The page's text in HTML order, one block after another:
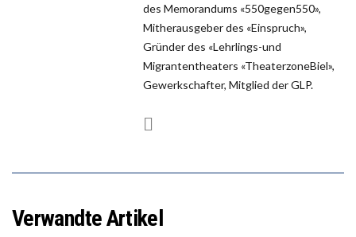
des Memorandums «550gegen550»,
Mitherausgeber des «Einspruch»,
Gründer des «Lehrlings-und
Migrantentheaters «TheaterzoneBiel»,
Gewerkschafter, Mitglied der GLP.
Verwandte Artikel